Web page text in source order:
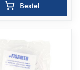
Bestel